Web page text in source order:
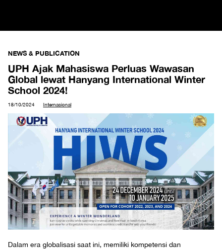
NEWS & PUBLICATION
UPH Ajak Mahasiswa Perluas Wawasan
Global lewat Hanyang International Winter
School 2024!
18/10/2024 Internasional
Dalam era globalisasi saat ini, memiliki kompetensi dan